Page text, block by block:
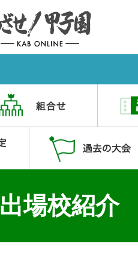
出場校紹介